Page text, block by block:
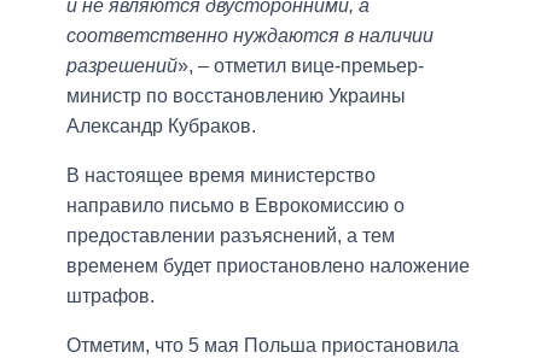
и не являются двусторонними, а
соответственно нуждаются в наличии
разрешений», – отметил вице-премьер-
министр по восстановлению Украины
Александр Кубраков.
В настоящее время министерство
направило письмо в Еврокомиссию о
предоставлении разъяснений, а тем
временем будет приостановлено наложение
штрафов.
Отметим, что 5 мая Польша приостановила